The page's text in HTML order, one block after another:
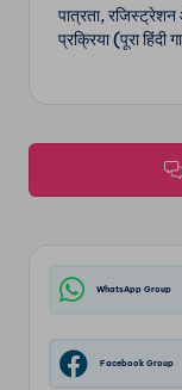
पात्रता,
प्रक्रिया (पूरा हिंदी
WhatsApp Group
Facebook Group